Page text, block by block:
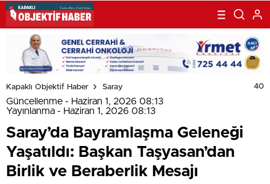
Kapaklı Objektif Haber Saray 40
Güncellenme - Haziran 1, 2026 08:13
Yayınlanma - Haziran 1, 2026 08:13
Saray’da Bayramlaşma Geleneği
Yaşatıldı: Başkan Taşyasan’dan
Birlik ve Beraberlik Mesajı